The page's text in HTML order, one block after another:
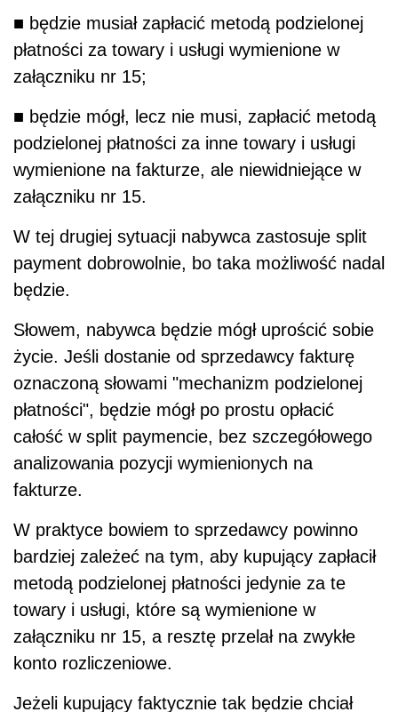
■ będzie musiał zapłacić metodą podzielonej
płatności za towary i usługi wymienione w
załączniku nr 15;
■ będzie mógł, lecz nie musi, zapłacić metodą
podzielonej płatności za inne towary i usługi
wymienione na fakturze, ale niewidniejące w
załączniku nr 15.
W tej drugiej sytuacji nabywca zastosuje split
payment dobrowolnie, bo taka możliwość nadal
będzie.
Słowem, nabywca będzie mógł uprościć sobie
życie. Jeśli dostanie od sprzedawcy fakturę
oznaczoną słowami "mechanizm podzielonej
płatności", będzie mógł po prostu opłacić
całość w split paymencie, bez szczegółowego
analizowania pozycji wymienionych na
fakturze.
W praktyce bowiem to sprzedawcy powinno
bardziej zależeć na tym, aby kupujący zapłacił
metodą podzielonej płatności jedynie za te
towary i usługi, które są wymienione w
załączniku nr 15, a resztę przelał na zwykłe
konto rozliczeniowe.
Jeżeli kupujący faktycznie tak będzie chciał